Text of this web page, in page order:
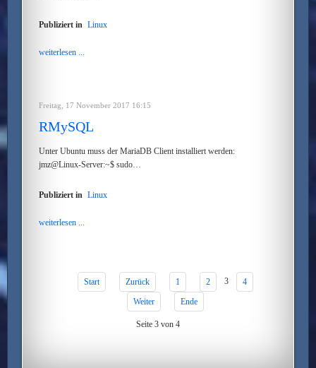
Publiziert in Linux
weiterlesen ...
Freitag, 17 November 2017 16:15
RMySQL
Unter Ubuntu muss der MariaDB Client installiert werden:
jmz@Linux-Server:~$ sudo…
Publiziert in Linux
weiterlesen ...
Start Zurück 1 2 3
4
Weiter
Ende
Seite 3 von 4